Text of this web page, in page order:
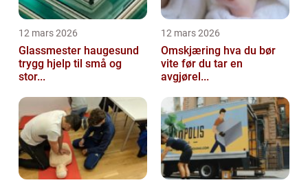
12 mars 2026
Glassmester haugesund
trygg hjelp til små og
stor...
12 mars 2026
Omskjæring hva du bør
vite før du tar en
avgjørel...